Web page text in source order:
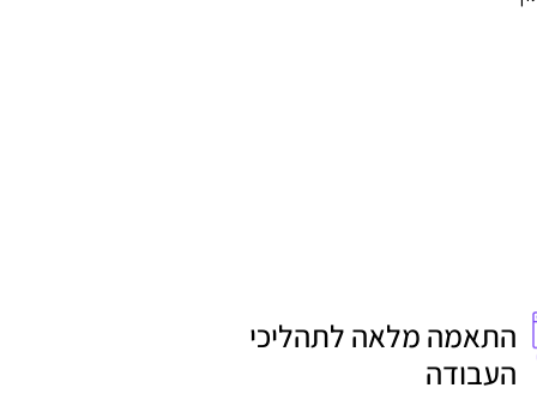
התאמה מלאה לתהליכי
העבודה